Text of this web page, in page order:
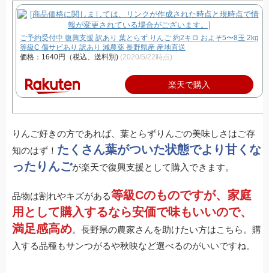
ご予約受付中 復興支援 訳あり 葉とらず りんご 約2キロ およそ5〜8玉 2kg
等級C 傷サビあり 訳あり 減農薬 長野県産 産地直送
価格：1640円（税込、送料別) (2020/5/22時点)
楽天で購入
りんご好きの方であれば、葉とらずりんごの美味しさはご存
知のはず！ たくさん葉がついた状態でより甘くな
ったりんごが楽天で復興支援として購入できます。
品物は割れやキズがある等級Cのものですが、家庭
用として購入するなら安価で味もいいので、
満足感高め。長野県の農家さんを助けたい方はこちら。購
入する品種もサンつがるや秋映など選べるのがいいですね。